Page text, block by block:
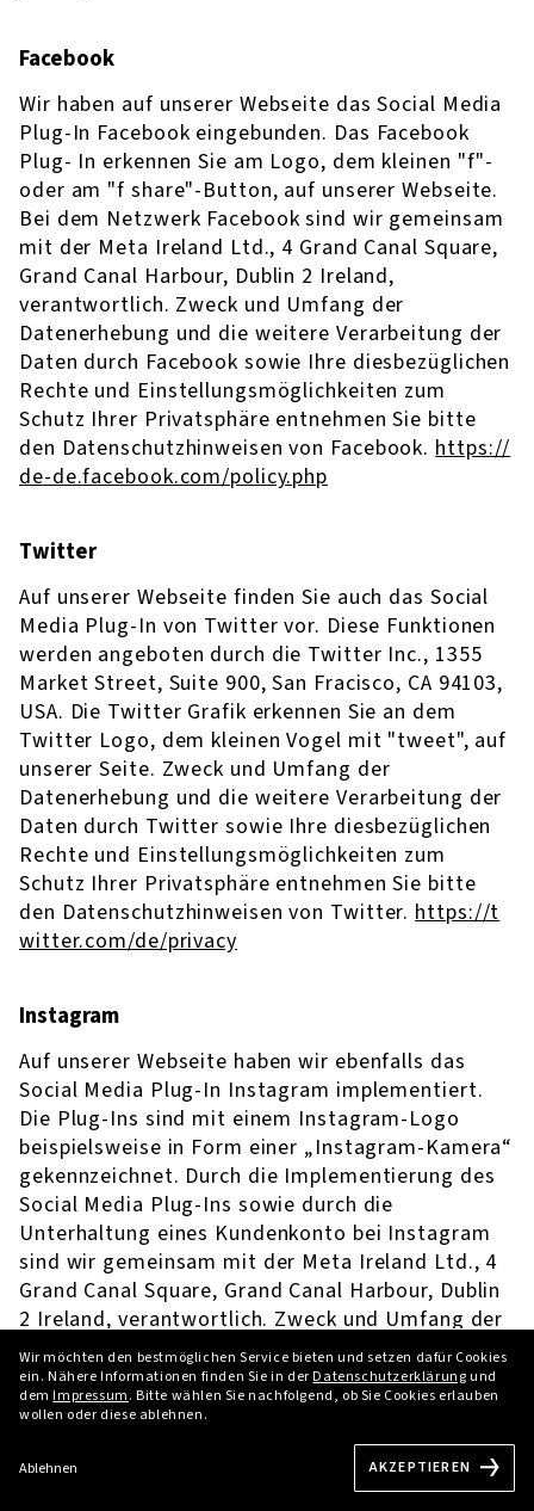
Facebook
Wir haben auf unserer Webseite das Social Media
Plug-In Facebook eingebunden. Das Facebook
Plug- In erkennen Sie am Logo, dem kleinen "f"-
oder am "f share"-Button, auf unserer Webseite.
Bei dem Netzwerk Facebook sind wir gemeinsam
mit der Meta Ireland Ltd., 4 Grand Canal Square,
Grand Canal Harbour, Dublin 2 Ireland,
verantwortlich. Zweck und Umfang der
Datenerhebung und die weitere Verarbeitung der
Daten durch Facebook sowie Ihre diesbezüglichen
Rechte und Einstellungsmöglichkeiten zum
Schutz Ihrer Privatsphäre entnehmen Sie bitte
den Datenschutzhinweisen von Facebook.https://
de-de.facebook.com/policy.php
Twitter
Auf unserer Webseite finden Sie auch das Social
Media Plug-In von Twitter vor. Diese Funktionen
werden angeboten durch die Twitter Inc., 1355
Market Street, Suite 900, San Fracisco, CA 94103,
USA. Die Twitter Grafik erkennen Sie an dem
Twitter Logo, dem kleinen Vogel mit "tweet", auf
unserer Seite. Zweck und Umfang der
Datenerhebung und die weitere Verarbeitung der
Daten durch Twitter sowie Ihre diesbezüglichen
Rechte und Einstellungsmöglichkeiten zum
Schutz Ihrer Privatsphäre entnehmen Sie bitte
den Datenschutzhinweisen von Twitter.https://t
witter.com/de/privacy
Instagram
Auf unserer Webseite haben wir ebenfalls das
Social Media Plug-In Instagram implementiert.
Die Plug-Ins sind mit einem Instagram-Logo
beispielsweise in Form einer „Instagram-Kamera“
gekennzeichnet. Durch die Implementierung des
Social Media Plug-Ins sowie durch die
Unterhaltung eines Kundenkonto bei Instagram
sind wir gemeinsam mit der Meta Ireland Ltd., 4
Grand Canal Square, Grand Canal Harbour, Dublin
2 Ireland, verantwortlich. Zweck und Umfang der
Datenerhebung und die weitere Verarbeitung der
Daten durch Instagram sowie Ihre
diesbezüglichen Rechte und
Privatsphäre entnehmen Sie bitte den
Datenschutzhinweisen von Instagram.https://priv
Wir möchten den bestmöglichen Service bieten und setzen dafür Cookies
ein. Nähere Informationen finden Sie in derDatenschutzerklärungund
demImpressum. Bitte wählen Sie nachfolgend, ob Sie Cookies erlauben
wollen oder diese ablehnen.
Ablehnen AKZEPTIEREN